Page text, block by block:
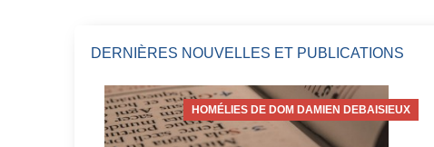
DERNIÈRES NOUVELLES ET PUBLICATIONS
HOMÉLIES DE DOM DAMIEN DEBAISIEUX